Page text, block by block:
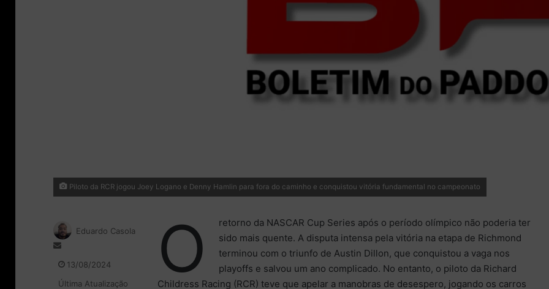
Piloto da RCR jogou Joey Logano e Denny Hamlin para fora do caminho e conquistou vitória fundamental no campeonato
O
retorno da NASCAR Cup Series após o período olímpico não poderia ter
sido mais quente. A disputa intensa pela vitória na etapa de Richmond
terminou com o triunfo de Austin Dillon, que conquistou a vaga nos
playoffs e salvou um ano complicado. No entanto, o piloto da Richard
Childress Racing (RCR) teve que apelar a manobras de desespero, jogando os carros
Eduardo Casola
d
13/08/2024
Última Atualização